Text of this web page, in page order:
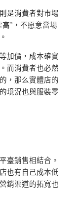
是消費者對市場
”，不愿意當場
加價，成本確實
而消費者也必然
，那么實體店的
境況也與服裝零
臺銷售相結合。
也有自己成本低
銷渠道的拓寬也